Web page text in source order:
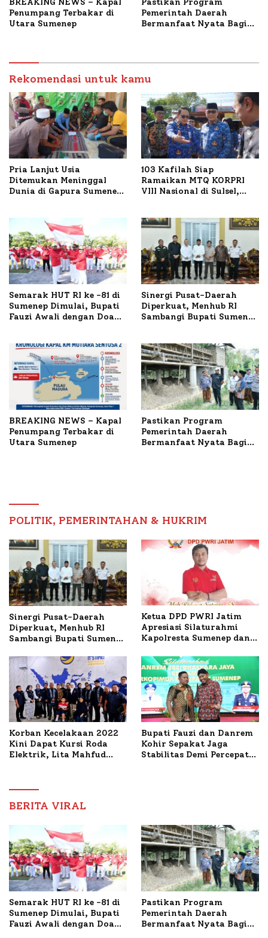
BREAKING NEWS – Kapal
Penumpang Terbakar di
Utara Sumenep
Pastikan Program
Pemerintah Daerah
Bermanfaat Nyata Bagi
Petelur di Desa Bataal
Timur
Rekomendasi untuk kamu
Pria Lanjut Usia
Ditemukan Meninggal
Dunia di Gapura Sumenep,
103 Kafilah Siap
Ramaikan MTQ KORPRI
VIII Nasional di Sulsel,
Semarak HUT RI ke -81 di
Sumenep Dimulai, Bupati
Fauzi Awali dengan Doa
Sinergi Pusat-Daerah
Diperkuat, Menhub RI
Sambangi Bupati Sumenep
BREAKING NEWS – Kapal
Penumpang Terbakar di
Utara Sumenep
Pastikan Program
Pemerintah Daerah
Bermanfaat Nyata Bagi
POLITIK, PEMERINTAHAN & HUKRIM
Sinergi Pusat-Daerah
Diperkuat, Menhub RI
Sambangi Bupati Sumenep
Mutiara Sentosa II
Ketua DPD PWRI Jatim
Apresiasi Silaturahmi
Kapolresta Sumenep dan
Ideal Polri-Pers
Korban Kecelakaan 2022
Kini Dapat Kursi Roda
Elektrik, Lita Mahfud
Nabil
Bupati Fauzi dan Danrem
Kohir Sepakat Jaga
Stabilitas Demi Percepat
BERITA VIRAL
Semarak HUT RI ke -81 di
Sumenep Dimulai, Bupati
Fauzi Awali dengan Doa
Pastikan Program
Pemerintah Daerah
Bermanfaat Nyata Bagi